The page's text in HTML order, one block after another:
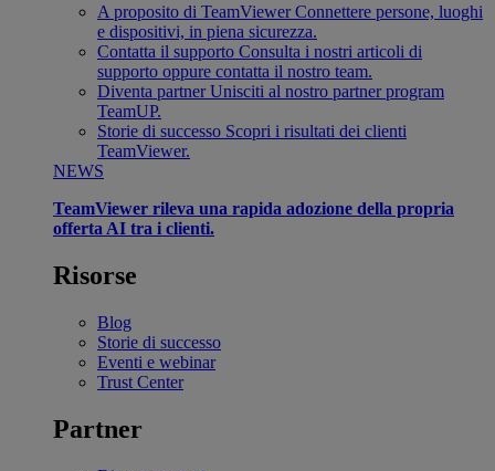
A proposito di TeamViewer Connettere persone, luoghi
e dispositivi, in piena sicurezza.
Contatta il supporto Consulta i nostri articoli di
supporto oppure contatta il nostro team.
Diventa partner Unisciti al nostro partner program
TeamUP.
Storie di successo Scopri i risultati dei clienti
TeamViewer.
NEWS
TeamViewer rileva una rapida adozione della propria
offerta AI tra i clienti.
Risorse
Blog
Storie di successo
Eventi e webinar
Trust Center
Partner